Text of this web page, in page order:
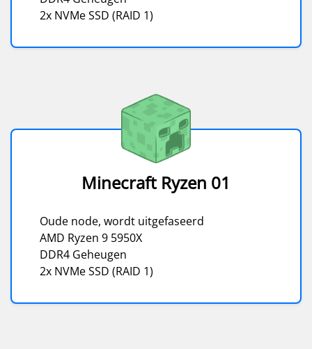
2x NVMe SSD (RAID 1)
Minecraft Ryzen 01
Oude node, wordt uitgefaseerd
AMD Ryzen 9 5950X
DDR4 Geheugen
2x NVMe SSD (RAID 1)